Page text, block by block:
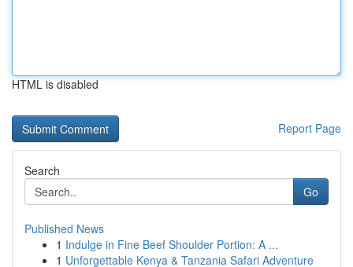
HTML is disabled
Report Page
Search
Go
Published News
1 Indulge in Fine Beef Shoulder Portion: A ...
1 Unforgettable Kenya & Tanzania Safari Adventure